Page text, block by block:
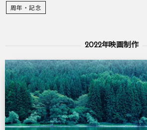
周年・記念
2022年映画制作